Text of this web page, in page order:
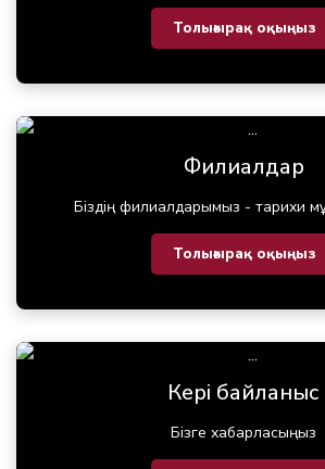
Толығырақ оқыңыз
Филиалдар
Біздің филиалдарымыз - тарихи
Толығырақ оқыңыз
Кері байланыс
Бізге хабарласыңыз